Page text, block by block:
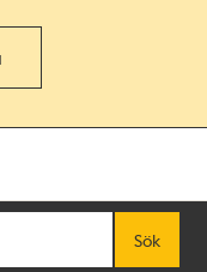
Sök